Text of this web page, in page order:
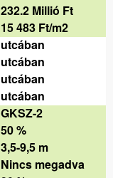
232.2 Millió Ft
15 483 Ft/m2
utcában
utcában
utcában
utcában
GKSZ-2
50 %
3,5-9,5 m
Nincs megadva